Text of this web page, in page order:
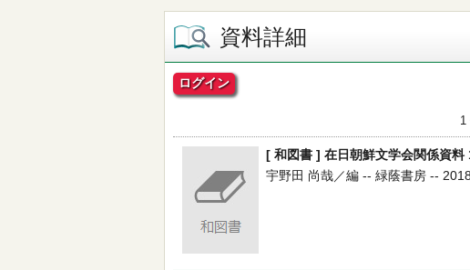
資料詳細
ログイン
1
[ 和図書 ] 在日朝鮮文学会関係資
宇野田 尚哉／編 -- 緑蔭書房 --